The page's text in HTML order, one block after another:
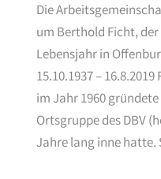
Die
um Berthold Ficht, der
Lebensjahr in
15.10.1937 –
im Jahr 1960
Ortsgruppe des DBV
Jahre lang inne hatte.